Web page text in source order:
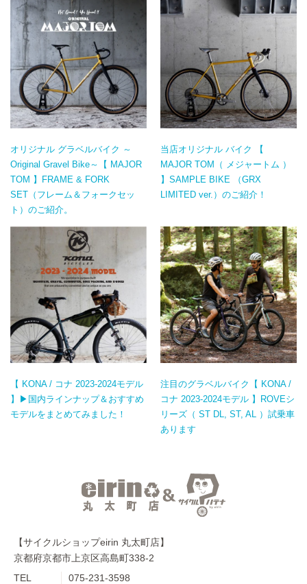
オリジナル グラベルバイク ～
Original Gravel Bike～【 MAJOR
TOM 】FRAME & FORK
SET（フレーム＆フォークセッ
ト）のご紹介。
当店オリジナル バイク 【
MAJOR TOM（ メジャートム ）
】SAMPLE BIKE （GRX
LIMITED ver.）のご紹介！
【 KONA / コナ 2023-2024モデル
】▶国内ラインナップ＆おすすめ
モデルをまとめてみました！
注目のグラベルバイク【 KONA /
コナ 2023-2024モデル 】ROVEシ
リーズ（ ST DL, ST, AL ）試乗車
あります
【サイクルショップeirin 丸太町店】
京都府京都市上京区高島町338-2
TEL
075-231-3598